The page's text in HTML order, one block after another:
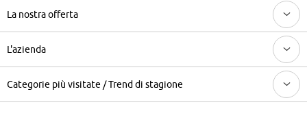
La nostra offerta
L'azienda
Categorie più visitate / Trend di stagione